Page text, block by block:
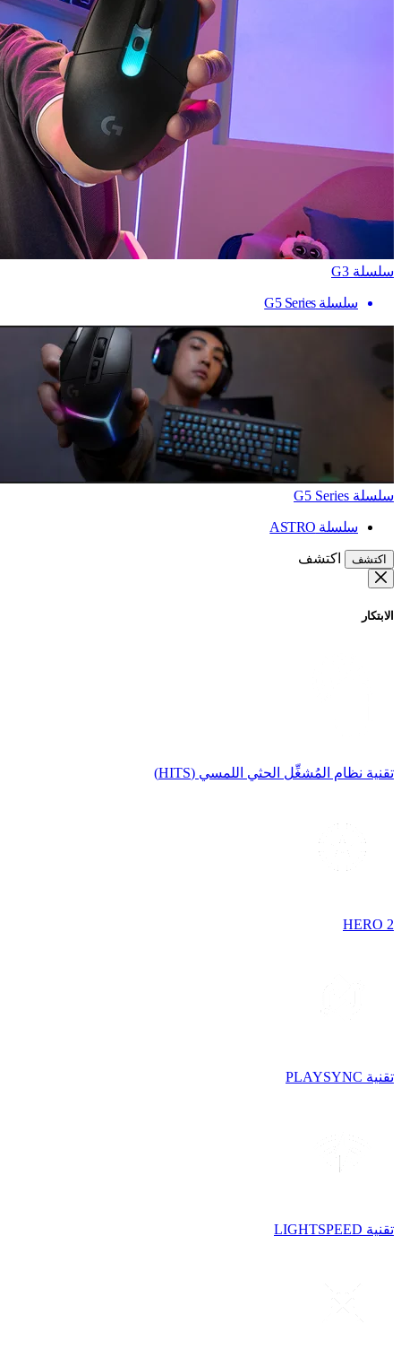
سلسلة G3
سلسلة G5 Series
سلسلة G5 Series
سلسلة ASTRO
اكتشف اكتشف
الابتكار
تقنية نظام المُشغِّل الحثي اللمسي (HITS)
HERO 2
تقنية PLAYSYNC
تقنية LIGHTSPEED